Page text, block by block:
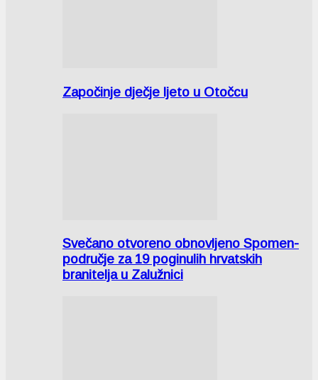
Započinje dječje ljeto u Otočcu
Svečano otvoreno obnovljeno Spomen-
područje za 19 poginulih hrvatskih
branitelja u Zalužnici